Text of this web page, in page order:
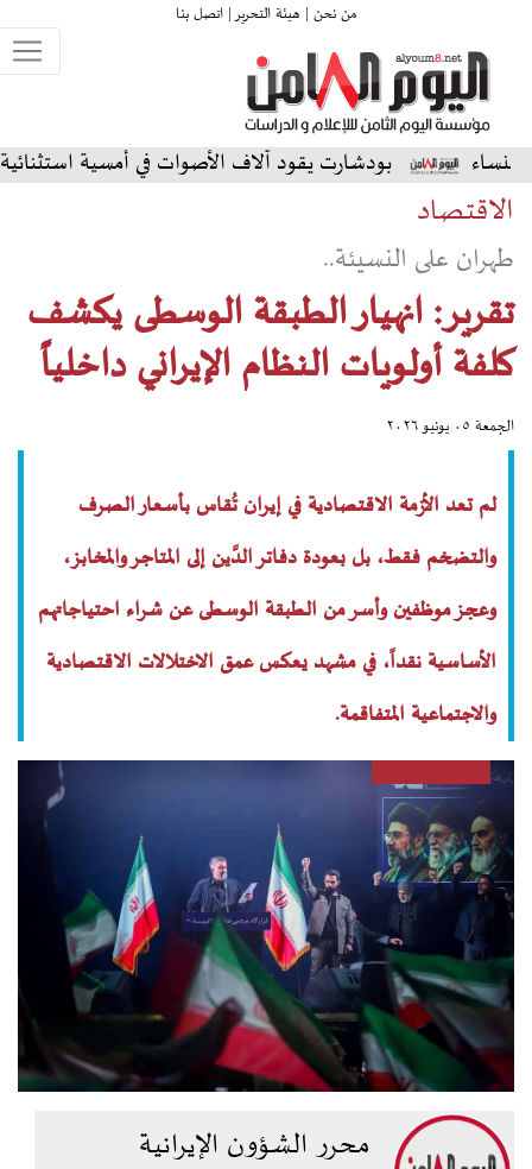
من نحن | هيئة التحرير |اتصل بنا
بودشارت يقود آلاف الأصوات في أمسية استثنائية على المسرح
الاقتصاد
طهران على النسيئة..
تقرير: انهيار الطبقة الوسطى يكشف
كلفة أولويات النظام الإيراني داخلياً
الجمعة ٠٥ يونيو ٢٠٢٦
لم تعد الأزمة الاقتصادية في إيران تُقاس بأسعار الصرف
والتضخم فقط، بل بعودة دفاتر الدَّين إلى المتاجر والمخابز،
وعجز موظفين وأسر من الطبقة الوسطى عن شراء احتياجاتهم
الأساسية نقداً، في مشهد يعكس عمق الاختلالات الاقتصادية
والاجتماعية المتفاقمة.
محرر الشؤون الإيرانية